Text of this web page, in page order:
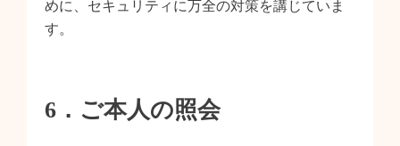
めに、セキュリティに万全の対策を講じていま
す。
6．ご本人の照会